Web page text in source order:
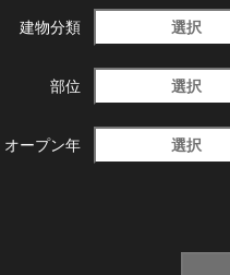
建物分類 選択
部位 選択
オープン年 選択